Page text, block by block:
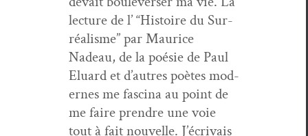
lec­ture de l’ “His­toire du Sur­
réal­isme” par Mau­rice
Nadeau, de la poésie de Paul
Elu­ard et d’autres poètes mod­
ernes me fasci­na au point de
me faire pren­dre une voie
tout à fait nou­velle. J’écrivais